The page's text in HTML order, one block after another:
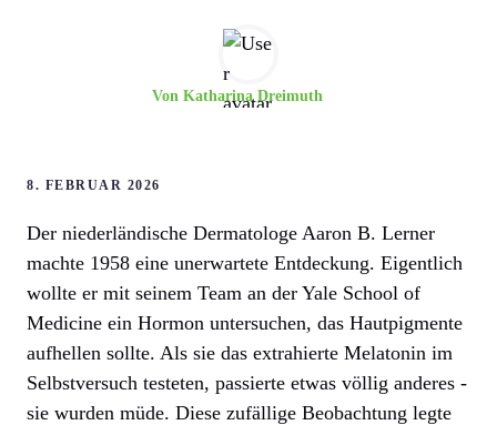
Von Katharina Dreimuth
8. FEBRUAR 2026
Der niederländische Dermatologe Aaron B. Lerner
machte 1958 eine unerwartete Entdeckung. Eigentlich
wollte er mit seinem Team an der Yale School of
Medicine ein Hormon untersuchen, das Hautpigmente
aufhellen sollte. Als sie das extrahierte Melatonin im
Selbstversuch testeten, passierte etwas völlig anderes -
sie wurden müde. Diese zufällige Beobachtung legte